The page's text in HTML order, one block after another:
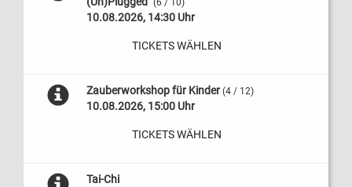
(6 / 10)
10.08.2026, 14:30 Uhr
TICKETS WÄHLEN
Zauberworkshop für Kinder (4 / 12)
10.08.2026, 15:00 Uhr
TICKETS WÄHLEN
Tai-Chi